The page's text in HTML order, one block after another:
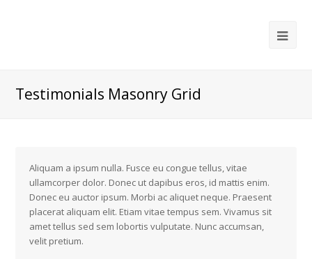
Testimonials Masonry Grid
Aliquam a ipsum nulla. Fusce eu congue tellus, vitae
ullamcorper dolor. Donec ut dapibus eros, id mattis enim.
Donec eu auctor ipsum. Morbi ac aliquet neque. Praesent
placerat aliquam elit. Etiam vitae tempus sem. Vivamus sit
amet tellus sed sem lobortis vulputate. Nunc accumsan,
velit pretium.